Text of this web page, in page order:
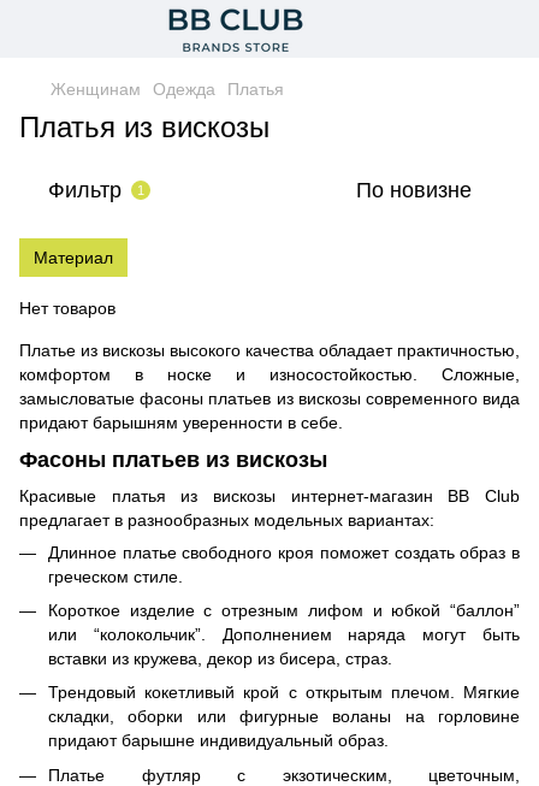
Женщинам Одежда Платья
Платья из вискозы
Фильтр 1 По новизне
Материал
Нет товаров
Платье из вискозы высокого качества обладает практичностью,
комфортом в носке и износостойкостью. Сложные,
замысловатые фасоны платьев из вискозы современного вида
придают барышням уверенности в себе.
Фасоны платьев из вискозы
Красивые платья из вискозы интернет-магазин BB Club
предлагает в разнообразных модельных вариантах:
Длинное платье свободного кроя поможет создать образ в
греческом стиле.
Короткое изделие с отрезным лифом и юбкой “баллон”
или “колокольчик”. Дополнением наряда могут быть
вставки из кружева, декор из бисера, страз.
Трендовый кокетливый крой с открытым плечом. Мягкие
складки, оборки или фигурные воланы на горловине
придают барышне индивидуальный образ.
Платье футляр с экзотическим, цветочным,